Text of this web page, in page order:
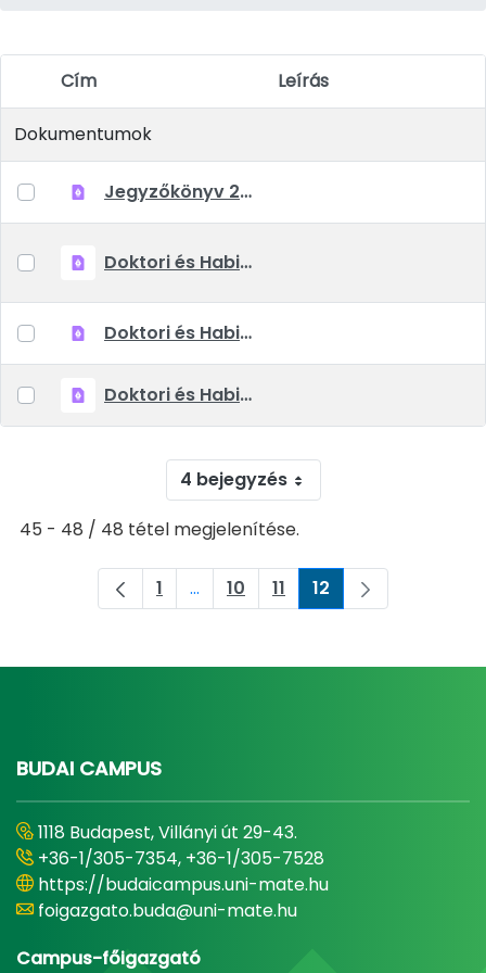
Elem kiválasztása
Cím Leírás
Dokumentumok
Jegyzőkönyv 2021.04.29.pdf
Doktori és Habilitációs Tanács 2021. szeptember 10-i határozata.pdf
Doktori és Habilitációs Tanács 2021. március 11-i határozata.pdf
Doktori és Habilitációs Tanács 2021. december 3-i határozatai.pdf
4 bejegyzés
45 - 48 / 48 tétel megjelenítése.
Oldal
1 ...Köztes oldalak Navigáljon a TAB
Oldal
10 Oldal
11 Oldal
12
BUDAI CAMPUS
1118 Budapest, Villányi út 29-43.
+36-1/305-7354, +36-1/305-7528
https://budaicampus.uni-mate.hu
foigazgato.buda@uni-mate.hu
Campus-főigazgató